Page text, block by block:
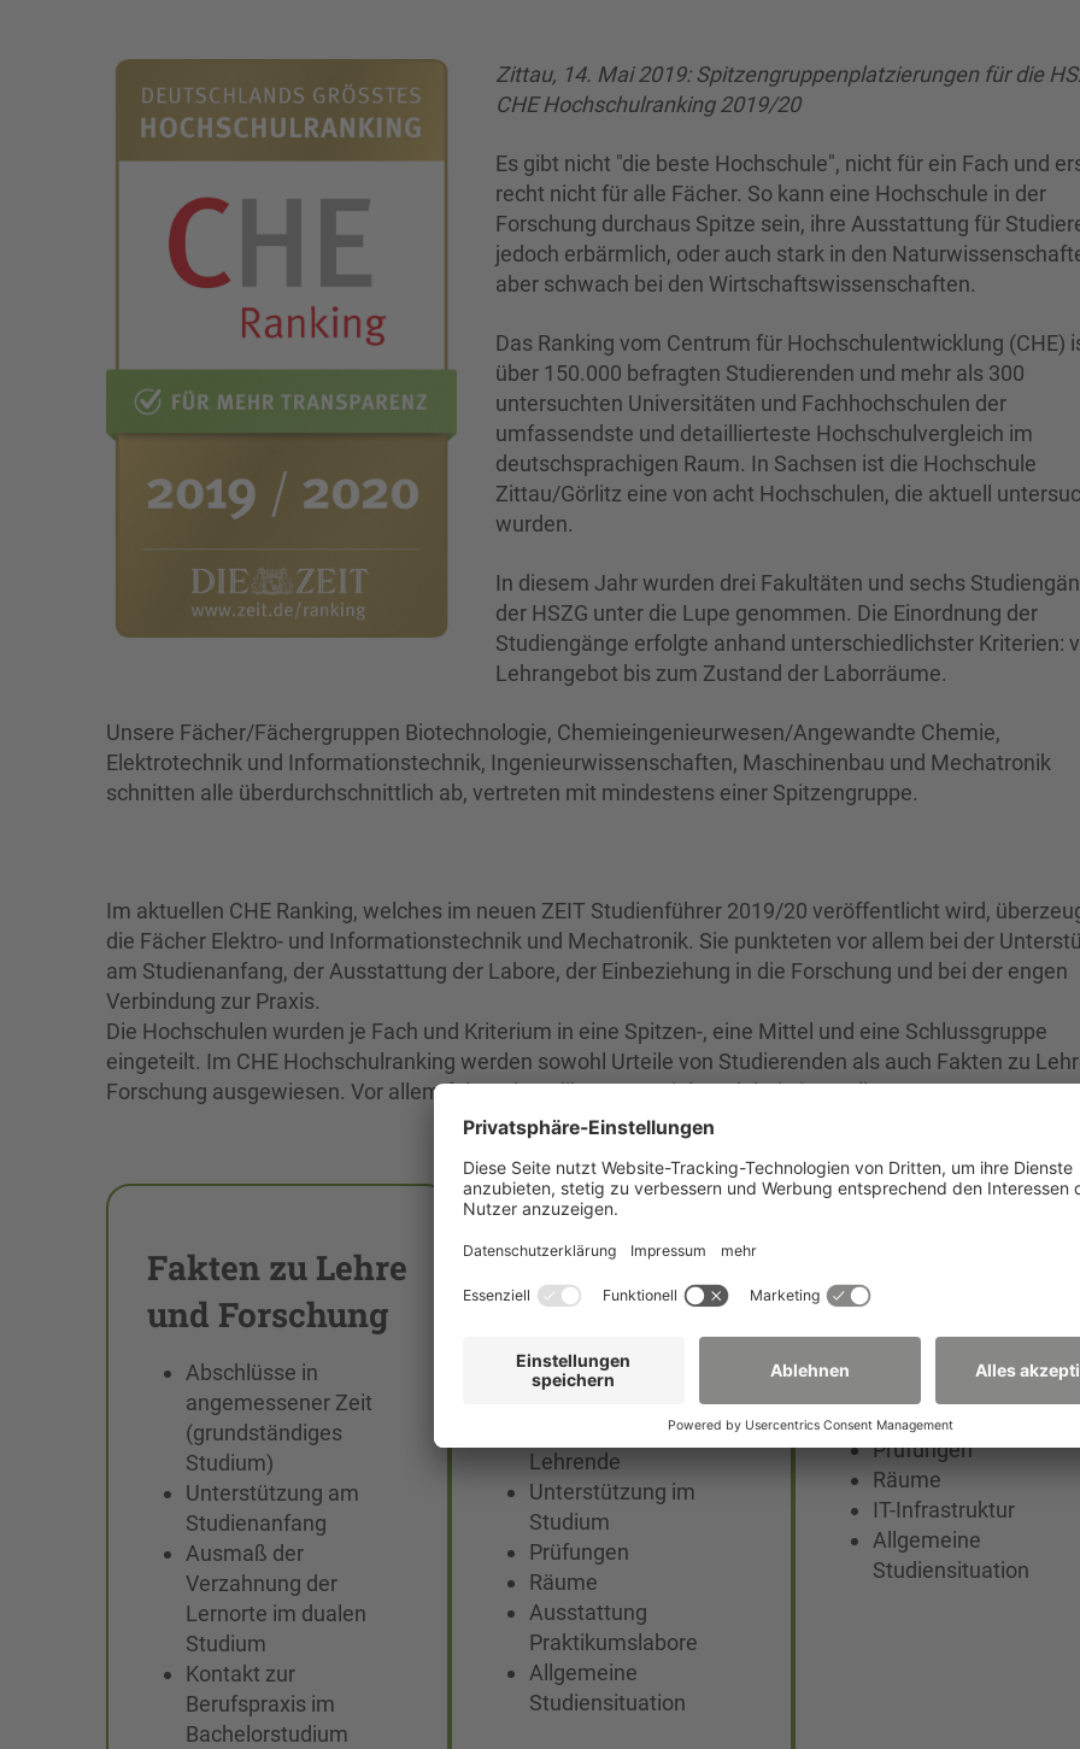
Zittau, 14. Mai 2019: Spitzengruppenplatzierungen für die
CHE Hochschulranking 2019/20
Es gibt nicht "die beste Hochschule", nicht für ein Fach und
recht nicht für alle Fächer. So kann eine Hochschule in der
Forschung durchaus Spitze sein, ihre Ausstattung für
jedoch erbärmlich, oder auch stark in den
aber schwach bei den Wirtschaftswissenschaften.
Das Ranking vom Centrum für Hochschulentwicklung (CHE)
über 150.000 befragten Studierenden und mehr als 300
untersuchten Universitäten und Fachhochschulen der
umfassendste und detaillierteste Hochschulvergleich im
deutschsprachigen Raum. In Sachsen ist die Hochschule
Zittau/Görlitz eine von acht Hochschulen, die aktuell
wurden.
In diesem Jahr wurden drei Fakultäten und sechs
der HSZG unter die Lupe genommen. Die Einordnung der
Studiengänge erfolgte anhand unterschiedlichster Kriterien:
Lehrangebot bis zum Zustand der Laborräume.
Unsere Fächer/Fächergruppen Biotechnologie, Chemieingenieurwesen/Angewandte Chemie,
Elektrotechnik und Informationstechnik, Ingenieurwissenschaften, Maschinenbau und Mechatronik
schnitten alle überdurchschnittlich ab, vertreten mit mindestens einer Spitzengruppe.
Im aktuellen CHE Ranking, welches im neuen ZEIT Studienführer 2019/20 veröffentlicht wird,
die Fächer Elektro- und Informationstechnik und Mechatronik. Sie punkteten vor allem bei der
am Studienanfang, der Ausstattung der Labore, der Einbeziehung in die Forschung und bei der engen
Verbindung zur Praxis.
Die Hochschulen wurden je Fach und Kriterium in eine Spitzen-, eine Mittel und eine Schlussgruppe
eingeteilt. Im CHE Hochschulranking werden sowohl Urteile von Studierenden als auch Fakten zu
Forschung ausgewiesen. Vor allem folgende Indikatoren spielten dabei eine Rolle:
Fakten zu Lehre
und Forschung
Abschlüsse in
angemessener Zeit
(grundständiges
Studium)
Unterstützung am
Studienanfang
Ausmaß der
Verzahnung der
Lernorte im dualen
Studium
Kontakt zur
Berufspraxis im
Bachelorstudium
Studierendenur
teile
Betreuung durch
Lehrende
Unterstützung im
Studium
Prüfungen
Räume
Ausstattung
Praktikumslabore
Allgemeine
Studiensituation
teile duales
Studium
Lehrangebot
Prüfungen
Räume
IT-Infrastruktur
Allgemeine
Studiensituation